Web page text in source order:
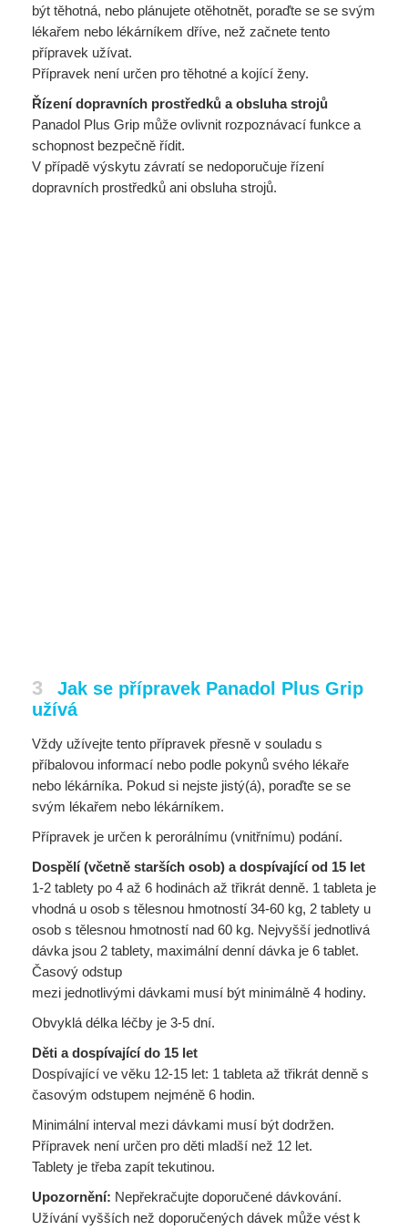
být těhotná, nebo plánujete otěhotnět, poraďte se se svým
lékařem nebo lékárníkem dříve, než začnete tento
přípravek užívat.
Přípravek není určen pro těhotné a kojící ženy.
Řízení dopravních prostředků a obsluha strojů
Panadol Plus Grip může ovlivnit rozpoznávací funkce a
schopnost bezpečně řídit.
V případě výskytu závratí se nedoporučuje řízení
dopravních prostředků ani obsluha strojů.
3
Jak se přípravek Panadol Plus Grip
užívá
Vždy užívejte tento přípravek přesně v souladu s
příbalovou informací nebo podle pokynů svého lékaře
nebo lékárníka. Pokud si nejste jistý(á), poraďte se se
svým lékařem nebo lékárníkem.
Přípravek je určen k perorálnímu (vnitřnímu) podání.
Dospělí (včetně starších osob) a dospívající od 15 let
1-2 tablety po 4 až 6 hodinách až třikrát denně. 1 tableta je
vhodná u osob s tělesnou hmotností 34-60 kg, 2 tablety u
osob s tělesnou hmotností nad 60 kg. Nejvyšší jednotlivá
dávka jsou 2 tablety, maximální denní dávka je 6 tablet.
Časový odstup
mezi jednotlivými dávkami musí být minimálně 4 hodiny.
Obvyklá délka léčby je 3-5 dní.
Děti a dospívající do 15 let
Dospívající ve věku 12-15 let: 1 tableta až třikrát denně s
časovým odstupem nejméně 6 hodin.
Minimální interval mezi dávkami musí být dodržen.
Přípravek není určen pro děti mladší než 12 let.
Tablety je třeba zapít tekutinou.
Upozornění: Nepřekračujte doporučené dávkování.
Užívání vyšších než doporučených dávek může vést k